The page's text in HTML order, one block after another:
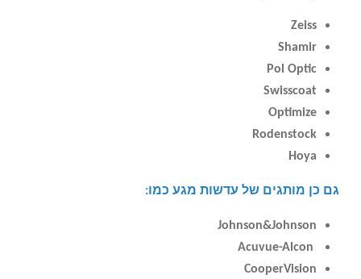
Zeiss
Shamir
Pol Optic
Swisscoat
Optimize
Rodenstock
Hoya
גם כן מותגים של עדשות מגע כמו :
Johnson&Johnson
CooperVision